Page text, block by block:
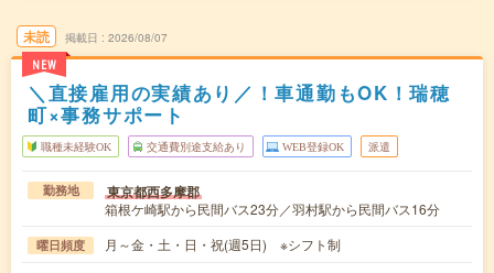
未読
NEW
掲載日 2026/08/07
＼直接雇用の実績あり／！車通勤もOK！瑞穂
町×事務サポート
職種未経験OK 交通費別途支給あり WEB登録OK 派遣
勤務地 東京都西多摩郡
箱根ケ崎駅から民間バス23分／羽村駅から民間バス16分
曜日頻度 月～金・土・日・祝(週5日) ※シフト制